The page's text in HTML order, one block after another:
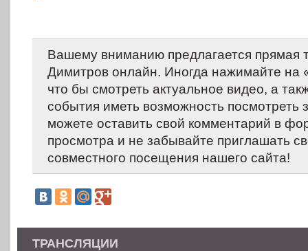
Вашему вниманию предлагается прямая
Димитров онлайн. Иногда нажимайте на
что бы смотреть актуальное видео, а
события иметь возможность
можете оставить свой комментарий в
просмотра и не забывайте приглашать
совместного посещения нашего сайта!
ТРАНСЛЯЦИИ